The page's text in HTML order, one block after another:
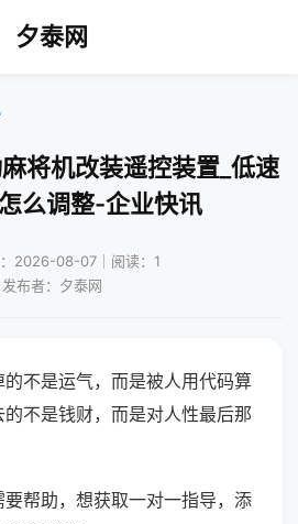
夕泰网
将机改装遥控装置_低速
么调整-企业快讯
2026-08-07｜阅读：1
发布者：夕泰网
不是运气，而是被人用代码算
不是钱财，而是对人性最后那
帮助，想获取一对一指导，添